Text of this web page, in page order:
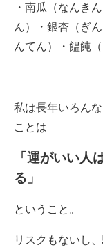
・南瓜（なんき
ん）・銀杏（ぎ
んてん）・饂飩
私は長年いろん
ことは
「運がいい人
る」
ということ。
リスクもないし